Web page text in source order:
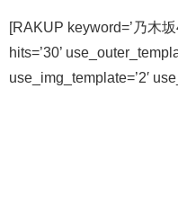
[RAKUP keyword=’乃木坂
hits=’30’
use_img_template=’2′